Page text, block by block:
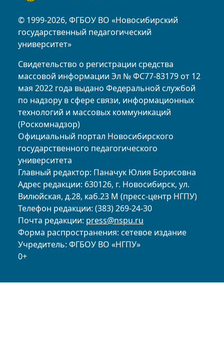
© 1999-2026, ФГБОУ ВО «Новосибирский
государственный педагогический
университет»
Свидетельство о регистрации средства
массовой информации Эл № ФС77-83179 от 12
мая 2022 года выдано Федеральной службой
по надзору в сфере связи, информационных
технологий и массовых коммуникаций
(Роскомнадзор)
Официальный портал Новосибирского
государственного педагогического
университета
Главный редактор: Паначук Юлия Борисовна
Адрес редакции: 630126, г. Новосибирск, ул.
Вилюйская, д.28, каб.23 М (пресс-центр НГПУ)
Телефон редакции: (383) 269-24-30
Почта редакции: press@nspu.ru
Форма распространения: сетевое издание
Учредитель: ФГБОУ ВО «НГПУ»
0+